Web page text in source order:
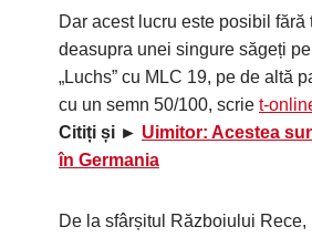
Dar acest lucru este posibil
deasupra unei singure săgeți
„Luchs” cu MLC 19, pe de altă
cu un semn 50/100, scrie t-
Citiți și ► Uimitor: Acestea
în Germania
De la sfârșitul Războiului